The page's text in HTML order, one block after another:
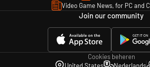
Video Game News, for PC and
Join our community
Cookies beheren